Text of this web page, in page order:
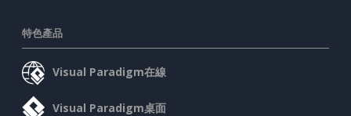
特色產品
Visual Paradigm在線
Visual Paradigm桌面